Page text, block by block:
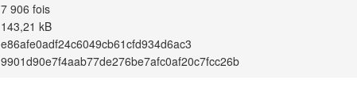
7 906 fois
143,21 kB
e86afe0adf24c6049cb61cfd934d6ac3
9901d90e7f4aab77de276be7afc0af20c7fcc26b